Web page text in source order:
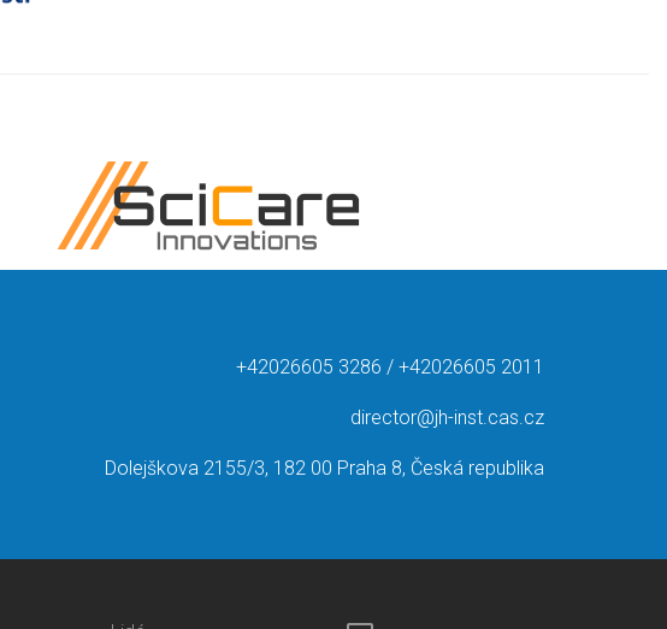
+42026605 3286 / +42026605 2011
director@jh-inst.cas.cz
Dolejškova 2155/3, 182 00 Praha 8, Česká republika